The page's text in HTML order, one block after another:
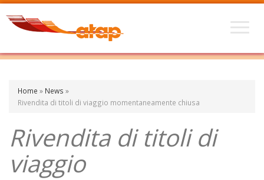
Home » News »
Rivendita di titoli di viaggio momentaneamente chiusa
Rivendita di titoli di
viaggio